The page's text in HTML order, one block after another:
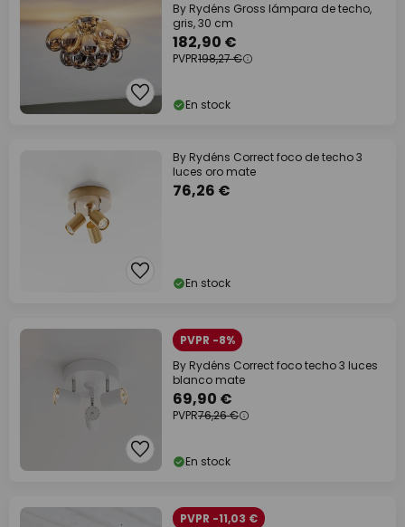
By Rydéns Gross lámpara de techo,
gris, 30 cm
182,90 €
PVPR198,27 €
En stock
By Rydéns Correct foco de techo 3
luces oro mate
76,26 €
En stock
PVPR -8%
By Rydéns Correct foco techo 3 luces
blanco mate
69,90 €
PVPR76,26 €
En stock
PVPR -11,03 €